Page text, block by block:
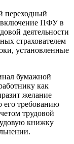
переходный
включение ПФУ в
деятельности
страхователем
установленные
бумажной
как
желание
его требованию
трудовой
книжку